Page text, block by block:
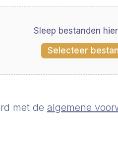
Sleep bestanden
Selecteer
met de algemene